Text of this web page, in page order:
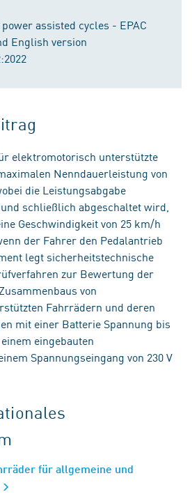
assisted cycles - EPAC
English version
elektromotorisch unterstützte
Nenndauerleistung von
die Leistungsabgabe
schließlich abgeschaltet wird,
Geschwindigkeit von 25 km/h
der Fahrer den Pedalantrieb
legt sicherheitstechnische
zur Bewertung der
von
Fahrrädern und deren
mit einer Batterie Spannung bis
eingebauten
Spannungseingang von 230 V
für allgemeine und